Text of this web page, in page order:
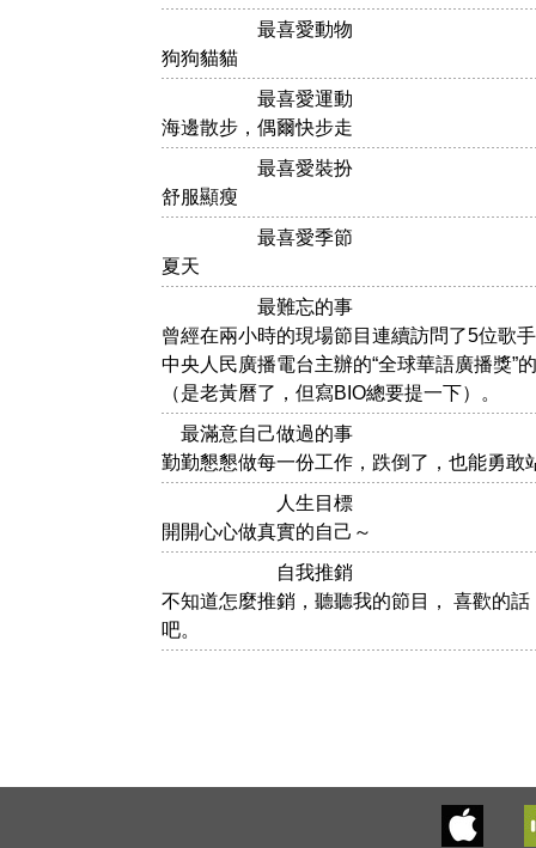
最喜愛動物
狗狗貓貓
最喜愛運動
海邊散步，偶爾快步走
最喜愛裝扮
舒服顯瘦
最喜愛季節
夏天
最難忘的事
曾經在兩小時的現場節目連續訪問了5位歌
中央人民廣播電台主辦的“全球華語廣播獎”
（是老黃曆了，但寫BIO總要提一下）。
最滿意自己做過的事
勤勤懇懇做每一份工作，跌倒了，也能勇敢
人生目標
開開心心做真實的自己～
自我推銷
不知道怎麼推銷，聽聽我的節目， 喜歡的話
吧。